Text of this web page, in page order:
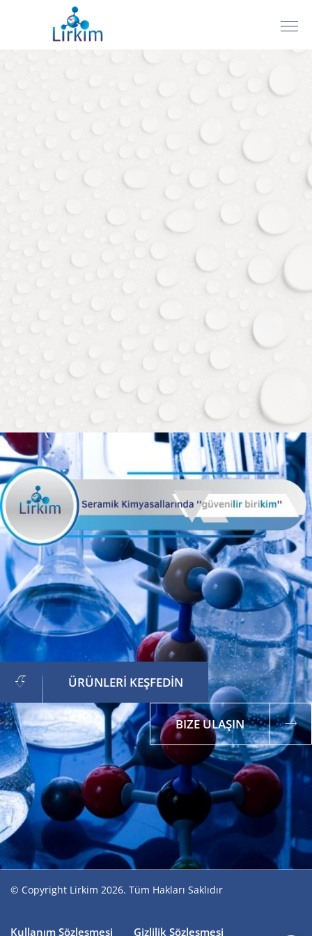
ÜRÜNLERİ KEŞFEDİN
BIZE ULAŞIN
© Copyright Lirkim 2026. Tüm Hakları Saklıdır
Kullanım Sözleşmesi Gizlilik Sözleşmesi